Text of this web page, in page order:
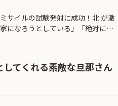
サイルの試験発射に成功！北 が激
になろうとしている」「絶対に傍
てくれる素敵な旦那さん